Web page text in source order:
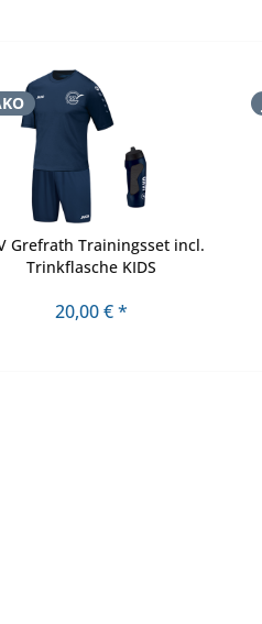
Grefrath Trainingsset incl.
Trinkflasche KIDS
20,00 € *